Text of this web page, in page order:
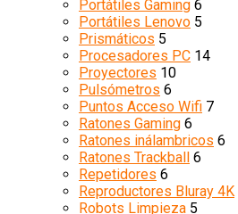
Portátiles Gaming 6
Portátiles Lenovo 5
Prismáticos 5
Procesadores PC 14
Proyectores 10
Pulsómetros 6
Puntos Acceso Wifi 7
Ratones Gaming 6
Ratones inálambricos 6
Ratones Trackball
6
Repetidores 6
Reproductores Bluray 4K
Robots Limpieza 5